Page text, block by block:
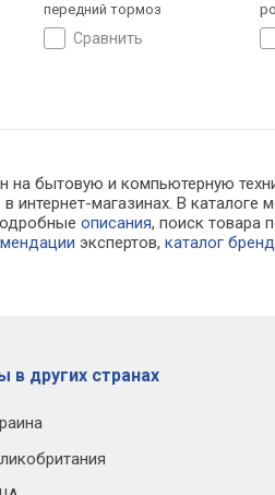
передний тормоз
сравнить
на бытовую и компьютерную
в интернет-магазинах. В
описания, поиск товара
экспертов,каталог
в других странах